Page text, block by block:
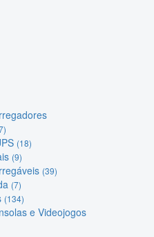
(18)
(9)
(39)
(7)
(134)
e Videojogos